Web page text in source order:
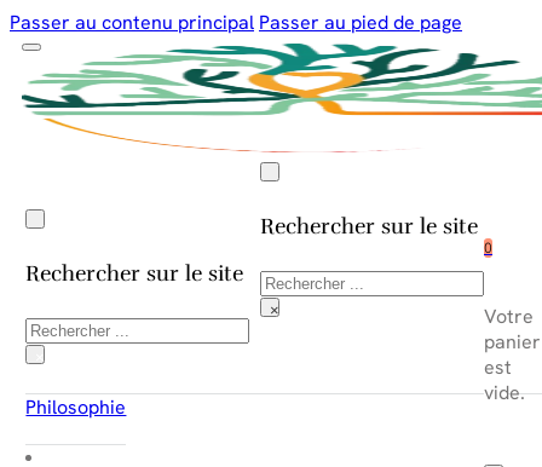
Passer au contenu principal Passer au pied de page
Rechercher sur le site
Rechercher
×
0
Votre
panier
est
vide.
Rechercher sur le site
Rechercher
×
Philosophie